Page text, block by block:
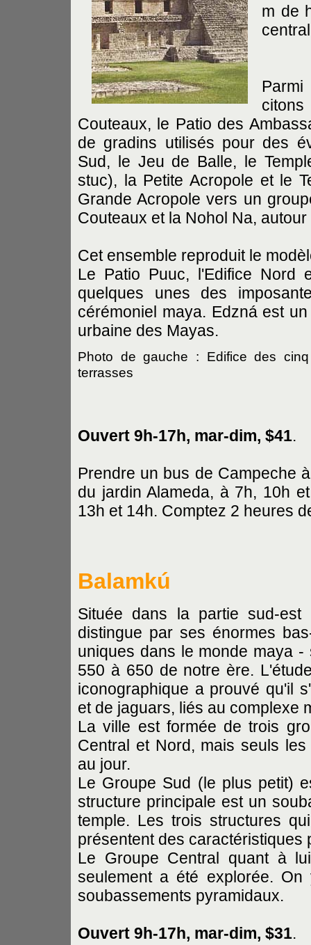
m de
Parmi
Couteaux, le Patio des
de gradins utilisés pour des
Sud, le Jeu de Balle, le
stuc), la Petite Acropole et le
Grande Acropole vers un
Couteaux et la Nohol Na,
Cet ensemble reproduit le
Le Patio Puuc, l'Edifice Nord
quelques unes des
cérémoniel maya. Edzná est
urbaine des Mayas.
Photo de gauche : Edifice des
terrasses
Ouvert 9h-17h, mar-dim, $41.
Prendre un bus de Campeche
du jardin Alameda, à 7h, 10h
13h et 14h. Comptez 2 heures
Balamkú
Située dans la partie sud-
distingue par ses énormes
uniques dans le monde maya
550 à 650 de notre ère.
iconographique a prouvé qu'il
et de jaguars, liés au complexe
La ville est formée de trois
Central et Nord, mais seuls
au jour.
Le Groupe Sud (le plus petit)
structure principale est un
temple. Les trois structures
présentent des caractéristiques
Le Groupe Central quant à
seulement a été explorée.
soubassements pyramidaux.
Ouvert 9h-17h, mar-dim, $31.